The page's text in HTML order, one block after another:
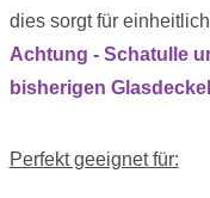
dies sorgt für
Achtung - Schatulle
bisherigen
Perfekt geeignet für: